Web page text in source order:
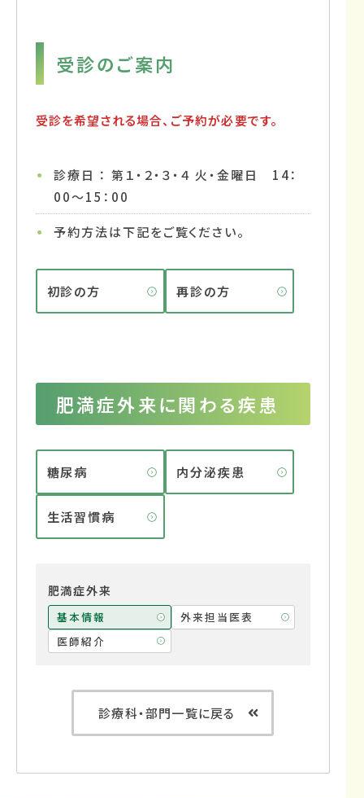
受診のご案内
受診を希望される場合、ご予約が必要です。
診療日 ： 第１・２・３・４ 火・金曜日 14：
00～15：00
予約方法は下記をご覧ください。
初診の方 再診の方
肥満症外来に関わる疾患
糖尿病 内分泌疾患
生活習慣病
肥満症外来
基本情報
外来担当医表
医師紹介
診療科・部門一覧に戻る